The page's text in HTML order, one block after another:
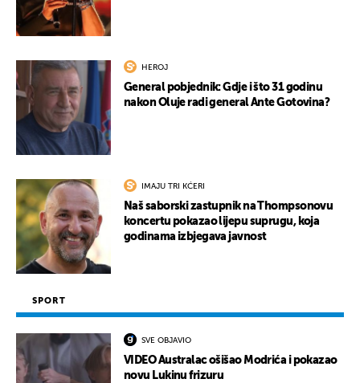
HEROJ
General pobjednik: Gdje i što 31 godinu
nakon Oluje radi general Ante Gotovina?
IMAJU TRI KĆERI
Naš saborski zastupnik na Thompsonovu
koncertu pokazao lijepu suprugu, koja
godinama izbjegava javnost
SPORT
SVE OBJAVIO
VIDEO Australac ošišao Modrića i pokazao
novu Lukinu frizuru